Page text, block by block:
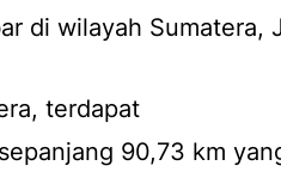
di wilayah Sumatera,
terdapat
90,73 km